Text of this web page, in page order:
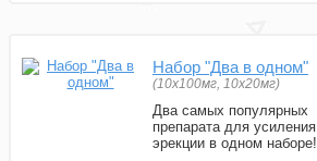
Набор "Два в одном"
(10x100мг, 10x20мг)
Два самых популярных
препарата для усиления
эрекции в одном наборе!